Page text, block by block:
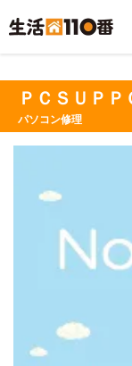
ＰＣＳＵＰＰ
パソコン修理